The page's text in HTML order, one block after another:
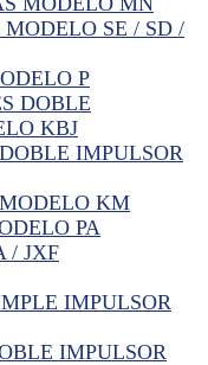
SE / SD /
P
DOBLE
KBJ
IMPULSOR
KM
PA
/ JXF
IMPULSOR
IMPULSOR